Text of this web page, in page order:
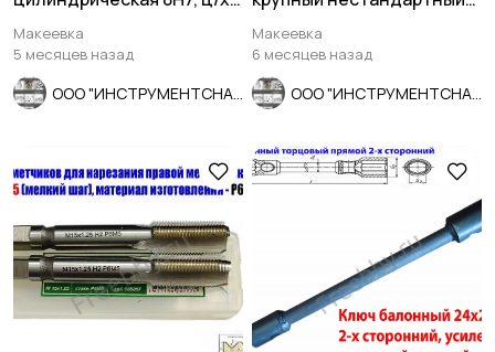
9ХС, Z6, прямозубая,
115/58.
Макеевка
5 месяцев назад
шаг, 20/5 мм.
Макеевка
6 месяцев назад